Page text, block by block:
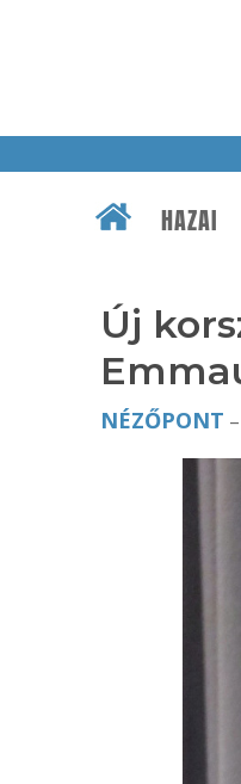
HAZAI
Új
NÉZŐPONT